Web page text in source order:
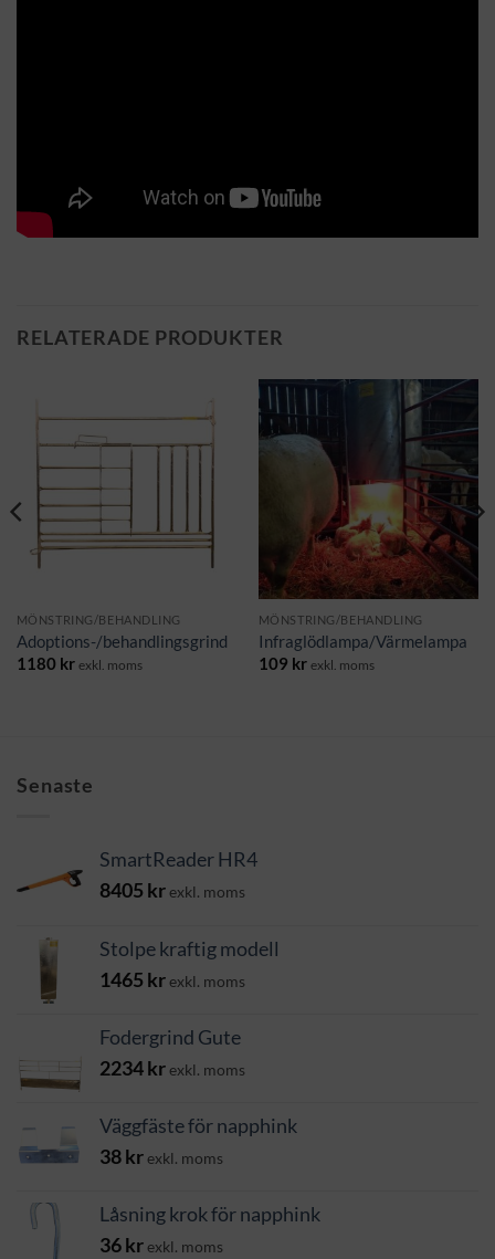
RELATERADE PRODUKTER
MÖNSTRING/BEHANDLING
Adoptions-/behandlingsgrind
1180 kr exkl. moms
MÖNSTRING/BEHANDLING
Infraglödlampa/Värmelampa
109 kr exkl. moms
Senaste
SmartReader HR4
8405 krexkl. moms
Stolpe kraftig modell
1465 krexkl. moms
Fodergrind Gute
2234krexkl. moms
Väggfäste för napphink
38krexkl. moms
Låsning krok för napphink
36krexkl. moms